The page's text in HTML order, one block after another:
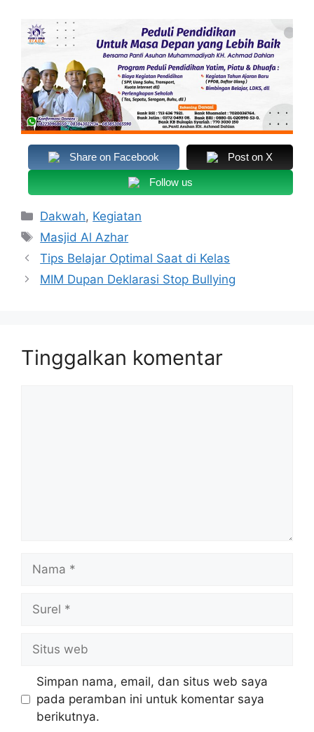
Share on Facebook Post on X
Follow us
Kategori
Dakwah, Kegiatan
Tag
Masjid Al Azhar
Tips Belajar Optimal Saat di Kelas
MIM Dupan Deklarasi Stop Bullying
Tinggalkan komentar
web
Simpan nama, email, dan situs web saya
pada peramban ini untuk komentar saya
berikutnya.